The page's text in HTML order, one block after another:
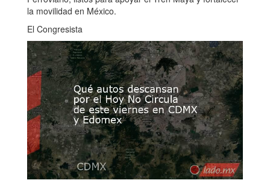
la movilidad en México.
El Congresista